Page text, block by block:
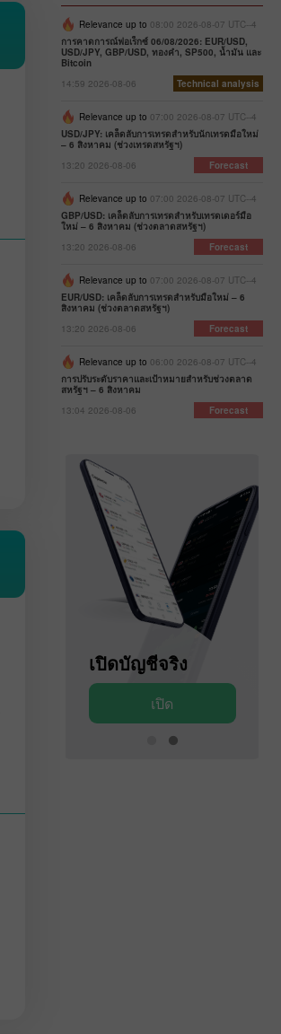
Relevance up to 08:00 2026-08-07 UTC--4
การคาดการณ์ฟอเร็กซ์ 06/08/2026: EUR/USD,
USD/JPY, GBP/USD, ทองคำ, SP500, น้ำมัน และ
Bitcoin
14:59 2026-08-06
Technical analysis
Relevance up to 07:00 2026-08-07 UTC--4
USD/JPY: เคล็ดลับการเทรดสำหรับนักเทรดมือใหม่
– 6 สิงหาคม (ช่วงเทรดสหรัฐฯ)
13:20 2026-08-06
Forecast
Relevance up to 07:00 2026-08-07 UTC--4
GBP/USD: เคล็ดลับการเทรดสำหรับเทรดเดอร์มือ
ใหม่ – 6 สิงหาคม (ช่วงตลาดสหรัฐฯ)
13:20 2026-08-06
Forecast
Relevance up to 07:00 2026-08-07 UTC--4
EUR/USD: เคล็ดลับการเทรดสำหรับมือใหม่ – 6
สิงหาคม (ช่วงตลาดสหรัฐฯ)
13:20 2026-08-06
Forecast
Relevance up to 06:00 2026-08-07 UTC--4
การปรับระดับราคาและเป้าหมายสำหรับช่วงตลาด
สหรัฐฯ – 6 สิงหาคม
13:04 2026-08-06
Forecast
เปิดบัญชีจริง
เปิด